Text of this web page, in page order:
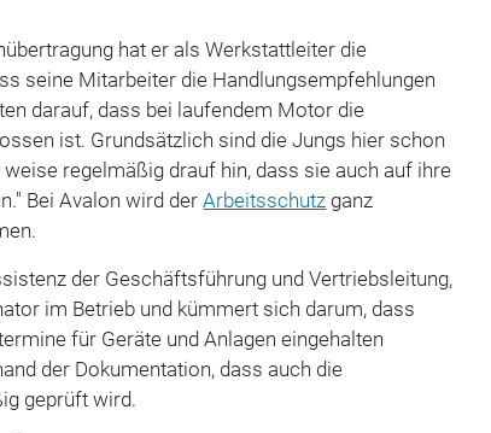
hat er als Werkstattleiter die
seine Mitarbeiter die Handlungsempfehlungen
darauf, dass bei laufendem Motor die
ist. Grundsätzlich sind die Jungs hier schon
regelmäßig drauf hin, dass sie auch auf ihre
Bei Avalon wird derArbeitsschutz ganz
der Geschäftsführung und Vertriebsleitung,
im Betrieb und kümmert sich darum, dass
für Geräte und Anlagen eingehalten
der Dokumentation, dass auch die
geprüft wird.